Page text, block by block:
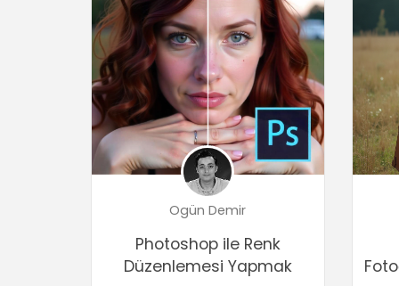
Ogün Demir
Photoshop ile Renk
Düzenlemesi Yapmak